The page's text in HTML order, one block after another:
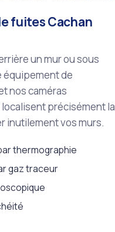
fuites Cachan
un mur ou sous
équipement de
nos caméras
précisément la
inutilement vos murs.
thermographie
gaz traceur